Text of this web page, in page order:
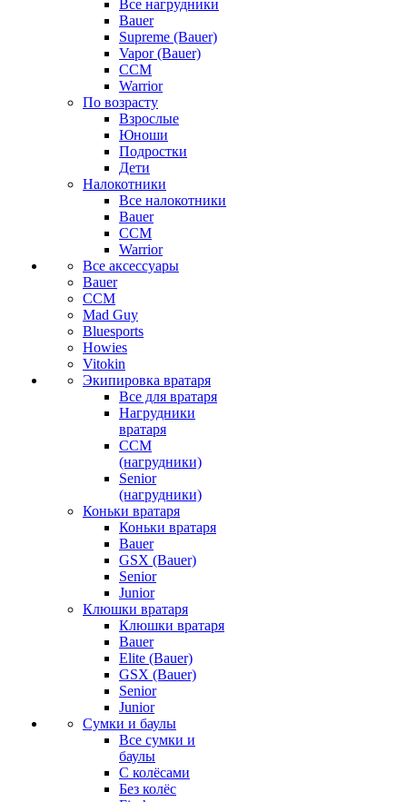
Все нагрудники
Bauer
Supreme (Bauer)
Vapor (Bauer)
CCM
Warrior
По возрасту
Взрослые
Юноши
Подростки
Дети
Налокотники
Все налокотники
Bauer
CCM
Warrior
Все аксессуары
Bauer
CCM
Mad Guy
Bluesports
Howies
Vitokin
Экипировка вратаря
Все для вратаря
Нагрудники
вратаря
CCM
(нагрудники)
Senior
(нагрудники)
Коньки вратаря
Коньки вратаря
Bauer
GSX (Bauer)
Senior
Junior
Клюшки вратаря
Клюшки вратаря
Bauer
Elite (Bauer)
GSX (Bauer)
Senior
Junior
Сумки и баулы
Все сумки и
баулы
С колёсами
Без колёс